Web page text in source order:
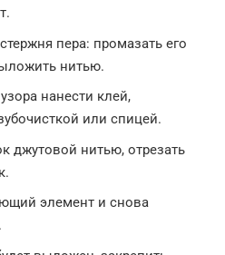
пера: промазать его
нитью.
нанести клей,
или спицей.
джутовой нитью, отрезать
элемент и снова